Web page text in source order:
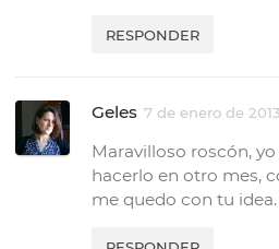
RESPONDER
Geles 7 de enero de
Maravilloso roscón,
hacerlo en otro mes,
me quedo con tu idea.